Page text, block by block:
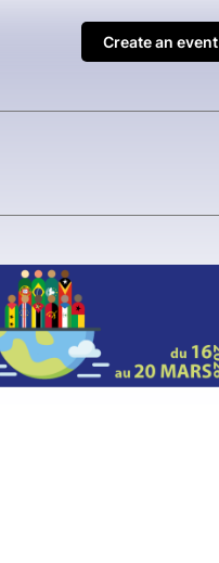
Create an event